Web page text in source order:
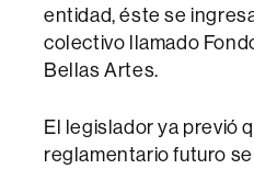
entidad, éste se
colectivo llamado
Bellas Artes.
El legislador ya previó
reglamentario futuro